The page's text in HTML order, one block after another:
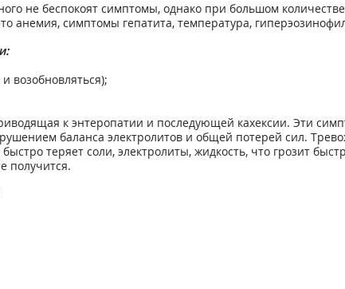
не беспокоят симптомы, однако при большом
анемия, симптомы гепатита, температура,
возобновляться);
к энтеропатии и последующей кахексии. Эти
баланса электролитов и общей потерей сил.
теряет соли, электролиты, жидкость, что грозит
получится.